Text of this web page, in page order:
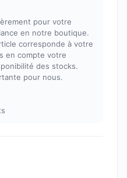
pour votre
en notre boutique.
corresponde à votre
en compte votre
des stocks.
pour nous.